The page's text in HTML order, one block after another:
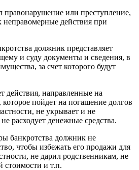
или преступление,
неправомерные действия при
должник представляет
и суду документы и сведения, в
за счет которого будут
действия, направленные на
пойдет на погашение долгов
не укрывает и не
расходует денежные средства.
банкротства должник не
чтобы избежать его продажи для
не дарил родственникам, не
стоимости и т.п.